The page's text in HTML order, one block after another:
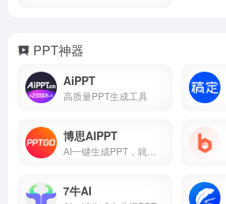
PPT神器
AiPPT
高质量PPT生成工具
博思AIPPT
7牛AI